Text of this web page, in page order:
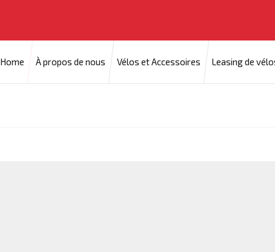
Home À propos de nous Vélos et Accessoires Leasing de